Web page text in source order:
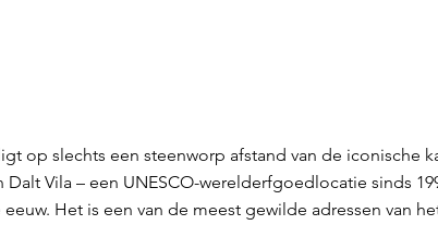
op slechts een steenworp afstand van de iconische
Vila – een UNESCO-werelderfgoedlocatie sinds
Het is een van de meest gewilde adressen van